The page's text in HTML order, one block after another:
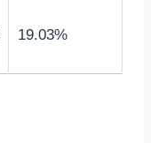
19.03%